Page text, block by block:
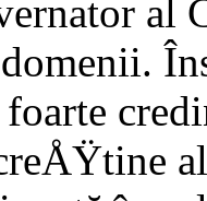
al
domenii.
foarte